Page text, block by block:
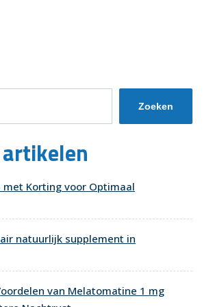
Zoeken
met Korting voor Optimaal
natuurlijk supplement in
van Melatomatine 1 mg